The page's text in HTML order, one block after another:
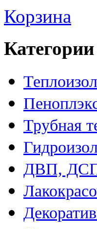
Корзина
Категории
Трубная
ДВП,